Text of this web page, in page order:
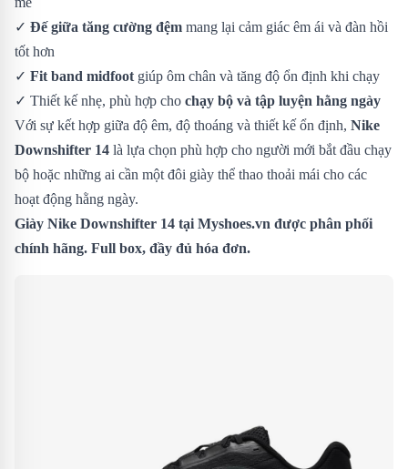
✓ Đế giữa tăng cường đệm mang lại cảm giác êm ái và đàn hồi
tốt hơn
✓ Fit band midfoot giúp ôm chân và tăng độ ổn định khi chạy
✓ Thiết kế nhẹ, phù hợp cho chạy bộ và tập luyện hằng ngày
Với sự kết hợp giữa độ êm, độ thoáng và thiết kế ổn định, Nike
Downshifter 14 là lựa chọn phù hợp cho người mới bắt đầu chạy
bộ hoặc những ai cần một đôi giày thể thao thoải mái cho các
hoạt động hằng ngày.
Giày Nike Downshifter 14 tại Myshoes.vn được phân phối
chính hãng. Full box, đầy đủ hóa đơn.